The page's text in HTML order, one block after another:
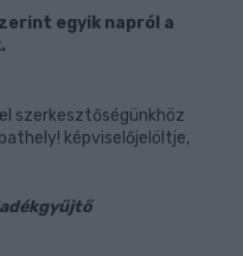
egyik napról a
szerkesztőségünkhöz
képviselőjelöltje,